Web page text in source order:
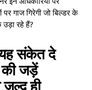
पर गाज गिरेगी जो बिल्डर के
रहे हैं?
यह संकेत दे
की जड़ें
ही